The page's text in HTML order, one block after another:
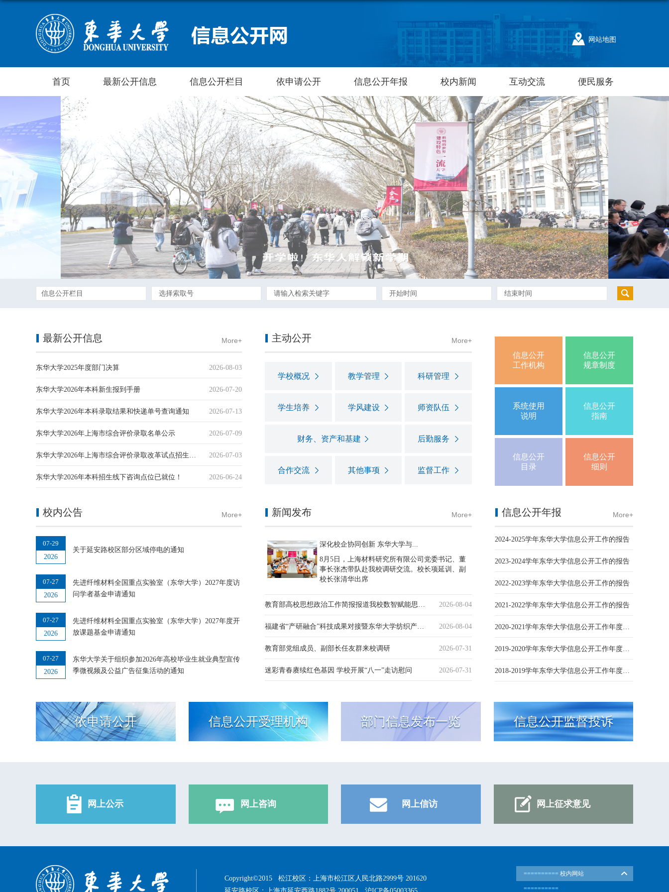
网站地图
首页 最新公开信息 信息公开栏目 依申请公开 信息公开年报 校内新闻 互动交流 便民服务
< >
最新公开信息 More+
东华大学2025年度部门决算 2026-08-03
东华大学2026年本科新生报到手册 2026-07-20
东华大学2026年本科录取结果和快递单号查询通知 2026-07-13
东华大学2026年上海市综合评价录取名单公示 2026-07-09
东华大学2026年上海市综合评价录取改革试点招生学校测试的通知 2026-07-03
东华大学2026年本科招生线下咨询点位已就位！ 2026-06-24
主动公开 More+
学校概况 教学管理 科研管理
学生培养 学风建设 师资队伍
财务、资产和基建 后勤服务
合作交流 其他事项 监督工作
信息公开
工作机构
信息公开
规章制度
系统使用
说明
信息公开
指南
信息公开
目录
信息公开
细则
校内公告 More+
07-29
2026
关于延安路校区部分区域停电的通知
07-27
2026
先进纤维材料全国重点实验室（东华大学）2027年度访
问学者基金申请通知
07-27
2026
先进纤维材料全国重点实验室（东华大学）2027年度开
放课题基金申请通知
07-27
2026
东华大学关于组织参加2026年高校毕业生就业典型宣传
季微视频及公益广告征集活动的通知
新闻发布 More+
深化校企协同创新 东华大学与...
8月5日，上海材料研究所有限公司党委书记、董
事长张杰带队赴我校调研交流。校长项延训、副
校长张清华出席
教育部高校思想政治工作简报报道我校数智赋能思想政治教育工作 2026-08-04
福建省“产研融合”科技成果对接暨东华大学纺织产业福建专场活动... 2026-08-04
教育部党组成员、副部长任友群来校调研 2026-07-31
迷彩青春赓续红色基因 学校开展“八一”走访慰问 2026-07-31
信息公开年报 More+
2024-2025学年东华大学信息公开工作的报告
2023-2024学年东华大学信息公开工作的报告
2022-2023学年东华大学信息公开工作的报告
2021-2022学年东华大学信息公开工作的报告
2020-2021学年东华大学信息公开工作年度报告
2019-2020学年东华大学信息公开工作年度报告
2018-2019学年东华大学信息公开工作年度报告
依申请公开 信息公开受理机构 部门信息发布一览 信息公开监督投诉
网上公示 网上咨询 网上信访 网上征求意见
Copyright©2015
松江校区：上海市松江区人民北路2999号 201620
========== 校内网站
==========